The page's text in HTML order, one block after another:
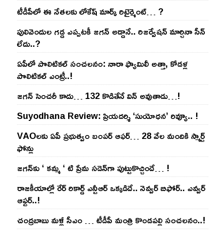
టీడీపీలో ఈ నేత‌ల‌కు లోకేష్ మార్క్ రిటైర్మెంట్‌… ?
పులివెందుల గ‌డ్డ ఎప్ప‌ట‌కీ జ‌గ‌న్ అడ్డానే.. రిజ‌ర్వేష‌న్ మార్చినా సీన్
లేదు..?
ఏపీలో పొలిటిక‌ల్ సంచ‌ల‌నం: నారా ఫ్యామిలీ అత్తా, కోడ‌ళ్ల
పొలిటికల్ ఎంట్రీ..!
జ‌గ‌న్ సెంచ‌రీ కాదు… 132 కొడితేనే విన్ అవుతాడు…!
Suyodhana Review: ప్రియదర్శి ‘సుయోధన’ రివ్యూ.. !
VAOల‌కు ఏపీ ప్ర‌భుత్వం బంప‌ర్ ఆఫ‌ర్‌… 28 వేల మందికి స్మార్ట్
ఫోన్లు
జ‌గ‌న్‌కు ‘ క‌మ్మ ‘ టి ప్రేమ స‌డెన్‌గా పుట్టుకొచ్చిందే… !
రాజ‌కీయాల్లో రేర్ రికార్డ్ ఎన్టీఆర్ ఒక్క‌డిదే.. నెవ్వ‌ర్ బిఫోర్‌.. ఎవ్వ‌ర్
ఆఫ్ట‌ర్‌..!
చంద్ర‌బాబు మ‌ళ్లీ సీఎం … టీడీపీ మంత్రి కొండ‌ప‌ల్లి సంచ‌ల‌నం..!